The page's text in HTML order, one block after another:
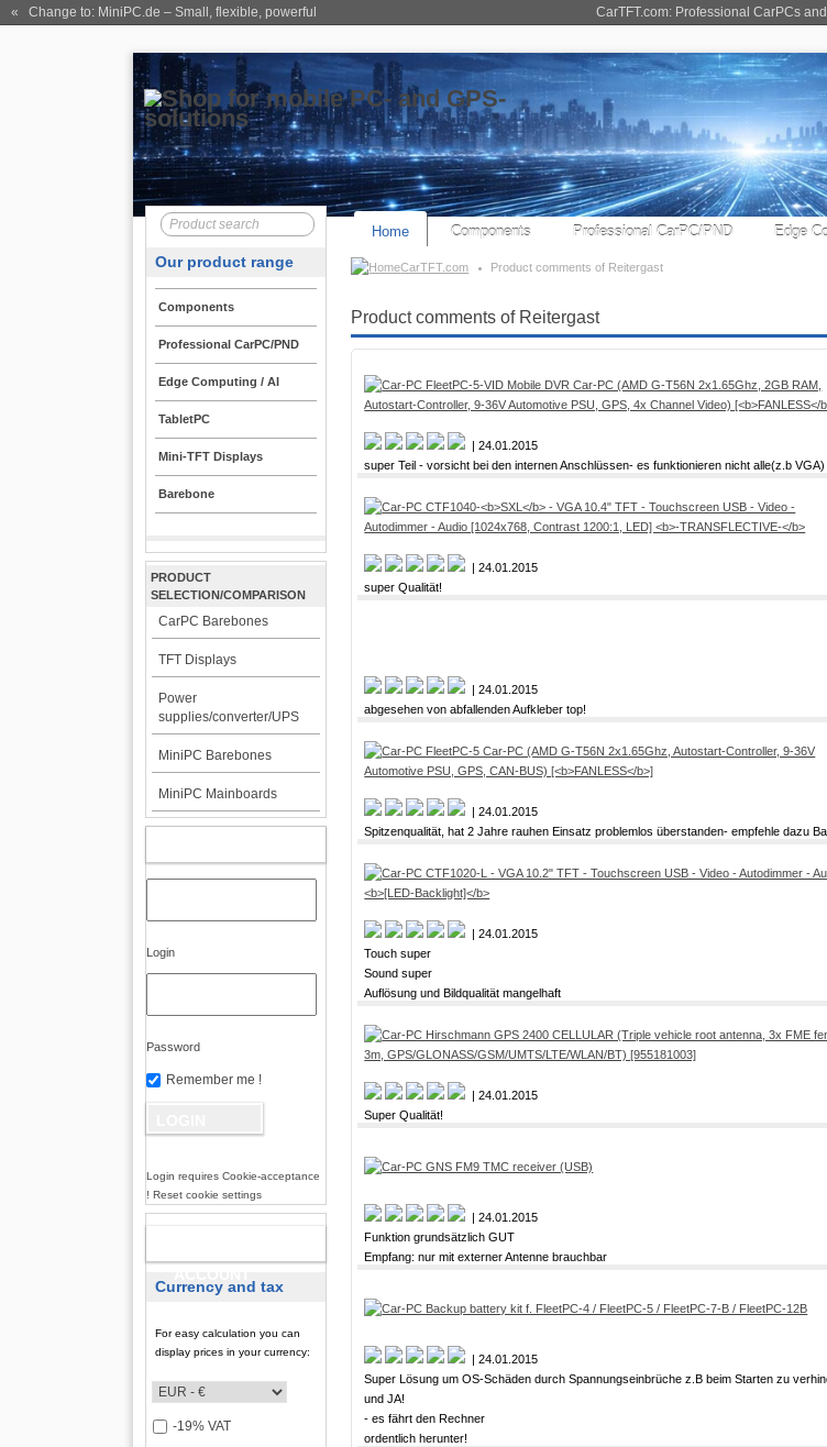
CarTFT.com: Professional CarPCs
« Change to: MiniPC.de – Small, flexible, powerful
Home Components Professional CarPC/PND Edge
CarTFT.com Product comments of Reitergast
Our product range
Components
Professional CarPC/PND
Edge Computing / AI
TabletPC
Mini-TFT Displays
Barebone
PRODUCT
SELECTION/COMPARISON
CarPC Barebones
TFT Displays
Power
supplies/converter/UPS
MiniPC Barebones
MiniPC Mainboards
Login
Password
Remember me !
Login requires Cookie-acceptance
! Reset cookie settings
Currency and tax
For easy calculation you can
display prices in your currency:
-19% VAT
Product comments of Reitergast
| 24.01.2015
super Teil - vorsicht bei den internen Anschlüssen- es funktionieren nicht alle(z.b VGA)
| 24.01.2015
super Qualität!
| 24.01.2015
abgesehen von abfallenden Aufkleber top!
| 24.01.2015
Spitzenqualität, hat 2 Jahre rauhen Einsatz problemlos überstanden- empfehle dazu
| 24.01.2015
Touch super
Sound super
Auflösung und Bildqualität mangelhaft
| 24.01.2015
Super Qualität!
| 24.01.2015
Funktion grundsätzlich GUT
Empfang: nur mit externer Antenne brauchbar
| 24.01.2015
Super Lösung um OS-Schäden durch Spannungseinbrüche z.B beim Starten zu
und JA!
- es fährt den Rechner
ordentlich herunter!